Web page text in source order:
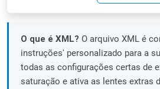
O que é XML? O arquivo XML é
instruções' personalizado para a
todas as configurações certas de
saturação e ativa as lentes extras